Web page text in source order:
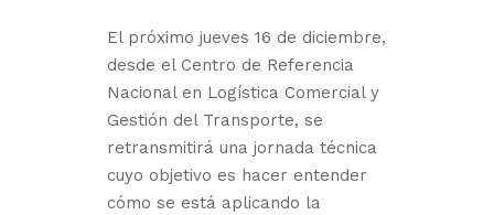
El próximo jueves 16 de diciembre,
desde el Centro de Referencia
Nacional en Logística Comercial y
Gestión del Transporte, se
retransmitirá una jornada técnica
cuyo objetivo es hacer entender
cómo se está aplicando la